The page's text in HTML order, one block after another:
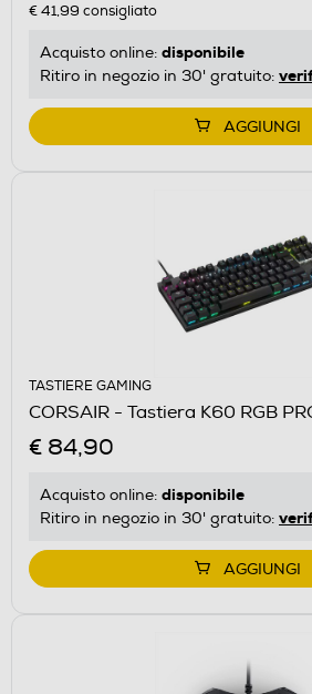
€ 41,99 consigliato
Acquisto online: disponibile
Ritiro in negozio in 30' gratuito:
AGGIUNGI
TASTIERE GAMING
CORSAIR - Tastiera K60 RGB
€ 84,90
Acquisto online: disponibile
Ritiro in negozio in 30' gratuito:
AGGIUNGI